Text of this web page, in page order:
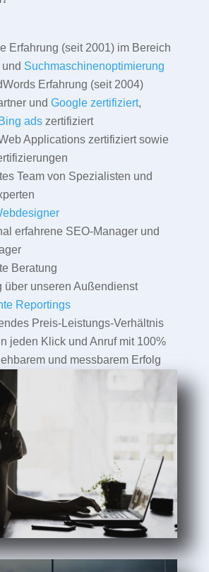
Erfahrung (seit 2001) im Bereich
Suchmaschinenoptimierung
Erfahrung (seit 2004)
und Google zertifiziert,
Bing adszertifiziert
Applications zertifiziert sowie
Team von Spezialisten und
erfahrene SEO-Manager und
Beratung
über unseren Außendienst
Reportings
Preis-Leistungs-Verhältnis
jeden Klick und Anruf mit 100%
und messbarem Erfolg